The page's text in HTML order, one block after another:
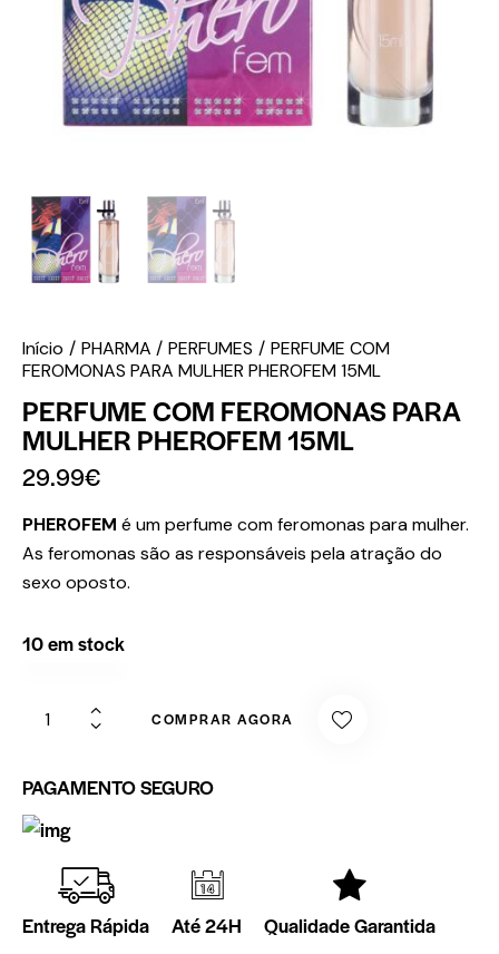
Início PHARMA PERFUMES
PERFUME COM
FEROMONAS PARA MULHER PHEROFEM 15ML
PERFUME COM FEROMONAS PARA
MULHER PHEROFEM 15ML
29.99€
PHEROFEM é um perfume com feromonas para mulher.
As feromonas são as responsáveis pela atração do
sexo oposto.
10 em stock
COMPRAR AGORA
PAGAMENTO SEGURO
Entrega Rápida Até 24H Qualidade Garantida